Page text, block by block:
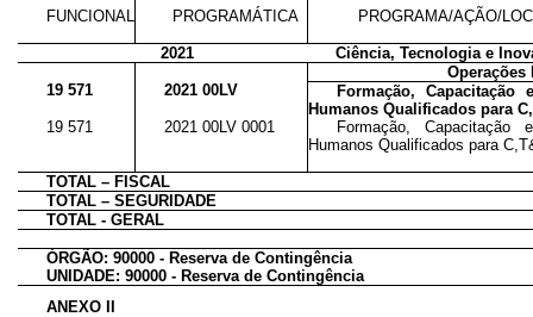
FUNCIONAL PROGRAMÁTICA PROGRAMA/AÇÃO/
2021
Ciência, Tecnologia e
Operações
19 571
2021 00LV
Formação,
Humanos Qualificados para
19 571
2021 00LV 0001
Formação,
Humanos Qualificados para
TOTAL – FISCAL
TOTAL – SEGURIDADE
TOTAL - GERAL
ÓRGÃO: 90000 - Reserva de Contingência
UNIDADE: 90000 - Reserva de Contingência
ANEXO II